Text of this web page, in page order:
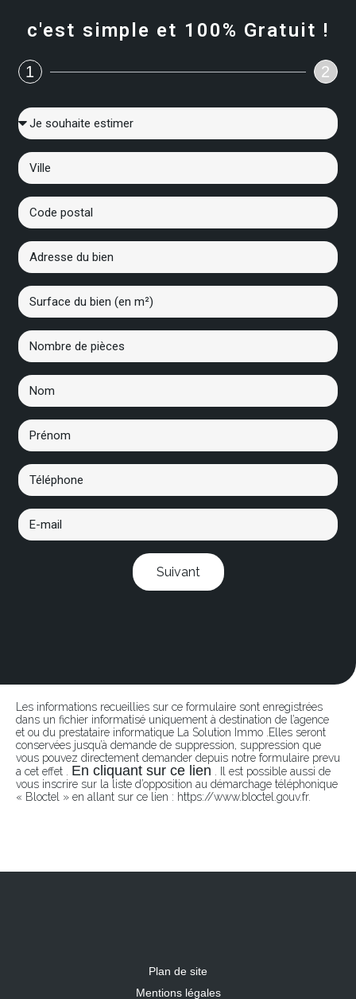
c'est simple et 100% Gratuit !
1 2
Suivant
Les informations recueillies sur ce formulaire sont enregistrées
dans un fichier informatisé uniquement à destination de l’agence
et ou du prestataire informatique La Solution Immo .Elles seront
conservées jusqu’à demande de suppression, suppression que
vous pouvez directement demander depuis notre formulaire prevu
a cet effet . En cliquant sur ce lien . Il est possible aussi de
vous inscrire sur la liste d’opposition au démarchage téléphonique
« Bloctel » en allant sur ce lien : https://www.bloctel.gouv.fr.
Plan de site
Mentions légales